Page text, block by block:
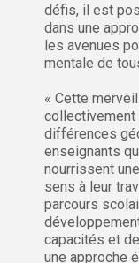
défis, il est
dans une
les avenues
mentale de
« Cette
collectivement
différences
enseignants
nourrissent
sens à leur
parcours
capacités et
une approche